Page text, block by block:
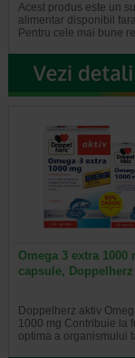
Acest produs este un
alimentar disponibil
Pentru cele mai bune
Omega 3 extra 1000
capsule, Doppelherz
Doppelherz aktiv
1000 mg Contribuie la
optima a organismului